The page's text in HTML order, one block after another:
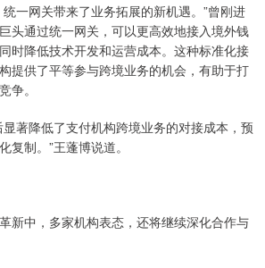
一网关带来了业务拓展的新机遇。”曾刚进
头通过统一网关，可以更高效地接入境外钱
时降低技术开发和运营成本。这种标准化接
提供了平等参与跨境业务的机会，有助于打
争。
著降低了支付机构跨境业务的对接成本，预
制。”王蓬博说道。
中，多家机构表态，还将继续深化合作与